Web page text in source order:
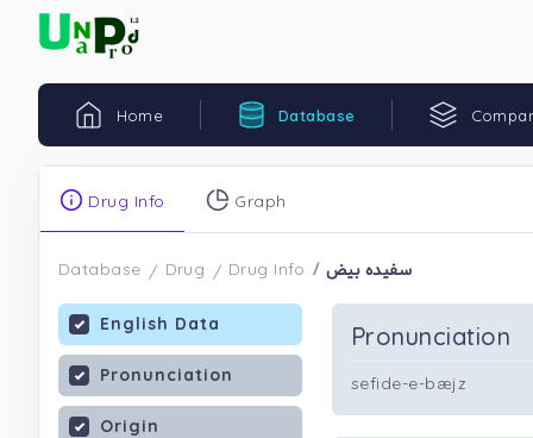
Home Database
Drug Info Graph
Database Drug Drug Info سفیده بیض
English Data
Pronunciation
Origin
Pronunciation
sefide-e-bæjz